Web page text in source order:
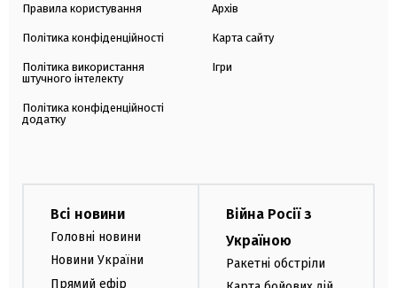
Правила користування
Політика конфіденційності
Політика використання
штучного інтелекту
Політика конфіденційності
додатку
Архів
Карта сайту
Ігри
Всі новини
Головні новини
Новини України
Прямий ефір
Війна Росії з
Україною
Ракетні обстріли